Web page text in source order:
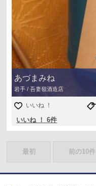
あづまみね
岩手 / 吾妻嶺酒造店
いいね ！
いいね ！ 6件
最初 前の10件